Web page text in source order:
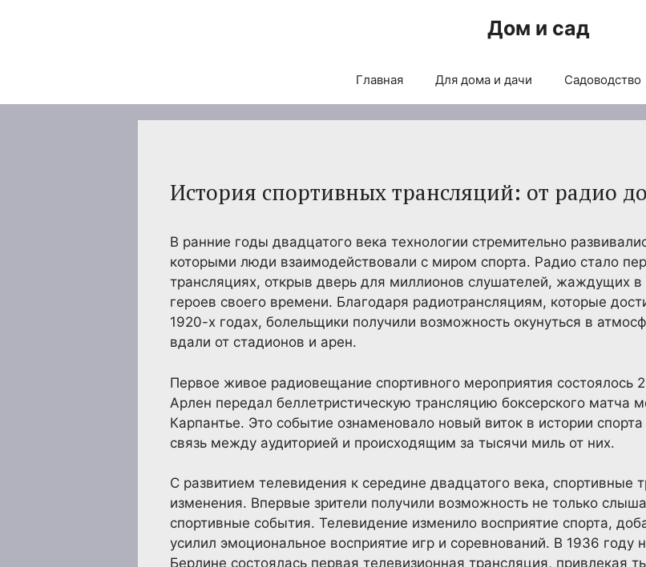
Дом и сад
Главная Для дома и дачи Садоводство
История спортивных трансляций: от радио
В ранние годы двадцатого века технологии стремительно
которыми люди взаимодействовали с миром спорта. Радио стало
трансляциях, открыв дверь для миллионов слушателей, жаждущих
героев своего времени. Благодаря радиотрансляциям, которые
1920-х годах, болельщики получили возможность окунуться в
вдали от стадионов и арен.
Первое живое радиовещание спортивного мероприятия состоялось
Арлен передал беллетристическую трансляцию боксерского
Карпантье. Это событие ознаменовало новый виток в истории
связь между аудиторией и происходящим за тысячи миль от них.
С развитием телевидения к середине двадцатого века, спортивные
изменения. Впервые зрители получили возможность не только
спортивные события. Телевидение изменило восприятие спорта,
усилил эмоциональное восприятие игр и соревнований. В 1936 году
Берлине состоялась первая телевизионная трансляция, привлекая